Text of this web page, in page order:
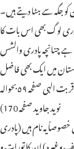
جگہ سے ہٹا دیتے ہیں۔
لوگ بھی اس بات کا
ہے چنانچہ پادری والشس
میں ایک بھی فاضل
ایسا نہیں جو پاک فرشتوں کے الہام کا قائل ہو (قربت الہی صفحہ ٥٩بحوالہ
نوید جاوید صفحہ 170)
یہ نام ہیں (پادری